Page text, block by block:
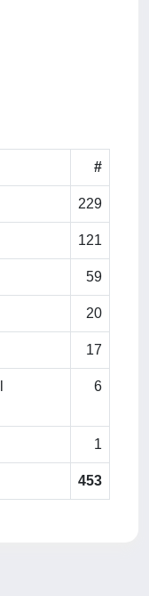
#
229
121
59
20
17
6
1
453